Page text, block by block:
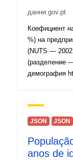
данни.gov.pt
Коефициент
%) на
(NUTS — 2002
(разделение
демография
JSON JSON
anos de